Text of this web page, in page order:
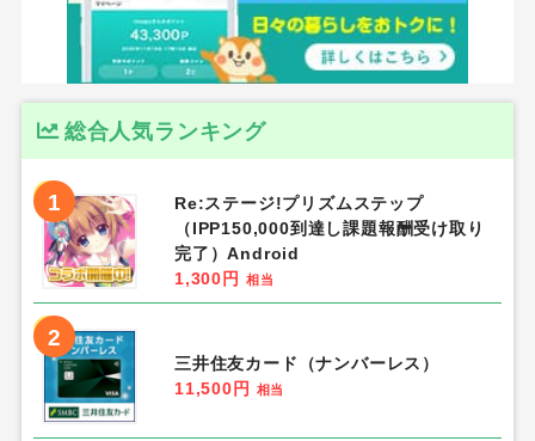
総合人気ランキング
1
Re:ステージ!プリズムステップ
（IPP150,000到達し課題報酬受け取り
完了）Android
1,300円
相当
2
三井住友カード（ナンバーレス）
11,500円
相当